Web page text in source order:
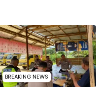
BREAKING NEWS